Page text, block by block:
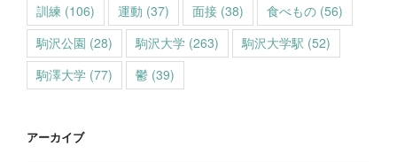
訓練 (106) 運動 (37) 面接 (38) 食べもの (56)
駒沢公園 (28) 駒沢大学 (263) 駒沢大学駅 (52)
駒澤大学 (77) 鬱 (39)
アーカイブ